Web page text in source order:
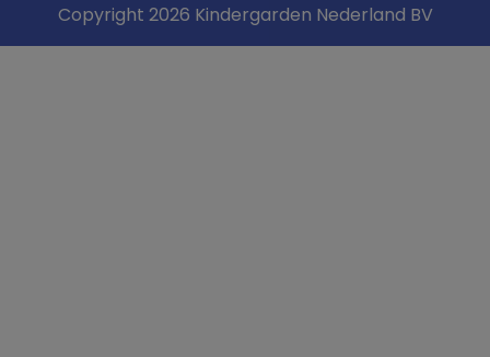
Copyright 2026 Kindergarden Nederland BV